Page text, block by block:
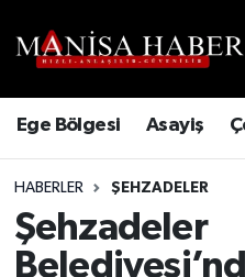
Ege Bölgesi Asayiş
HABERLER ŞEHZADELER
Şehzadeler
Trafik Durumu
Süper Lig Puan
Tüm Manşetler